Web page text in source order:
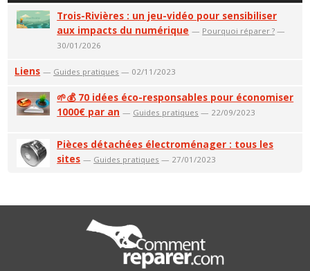
Trois-Rivières : un jeu-vidéo pour sensibiliser
aux impacts du numérique — Pourquoi réparer ? —
30/01/2026
Liens — Guides pratiques — 02/11/2023
🌱💰 70 idées éco-responsables pour économiser
1000€ par an — Guides pratiques — 22/09/2023
Pièces détachées électroménager : tous les
sites — Guides pratiques — 27/01/2023